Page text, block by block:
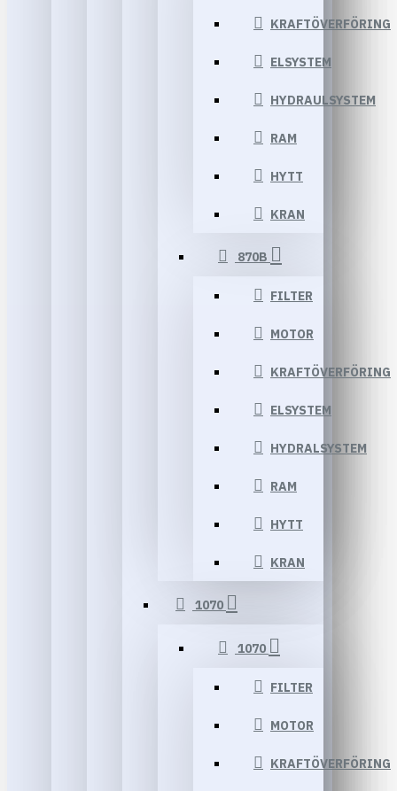
KRAFTÖVERFÖRING
ELSYSTEM
HYDRAULSYSTEM
RAM
HYTT
KRAN
870B
FILTER
MOTOR
KRAFTÖVERFÖRING
ELSYSTEM
HYDRALSYSTEM
RAM
HYTT
KRAN
1070
1070
FILTER
MOTOR
KRAFTÖVERFÖRING